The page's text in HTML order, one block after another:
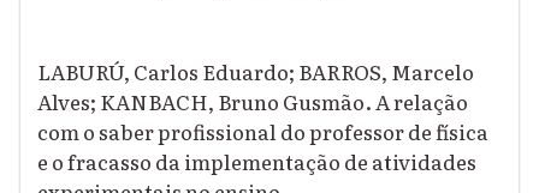
LABURÚ, Carlos Eduardo; BARROS, Marcelo
Alves; KANBACH, Bruno Gusmão. A relação
com o saber profissional do professor de física
e o fracasso da implementação de atividades